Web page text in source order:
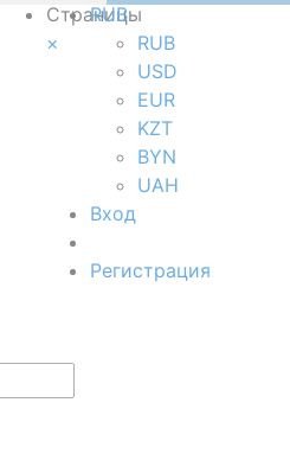
Страницы
×
RUB
RUB
USD
EUR
KZT
BYN
UAH
Вход
Регистрация